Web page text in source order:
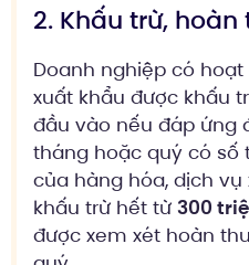
2. Khấu trừ,
Doanh nghiệp có
xuất khẩu được khấu
đầu vào nếu đáp ứng
tháng hoặc quý có số
của hàng hóa, dịch
khấu trừ hết từ 300
được xem xét hoàn